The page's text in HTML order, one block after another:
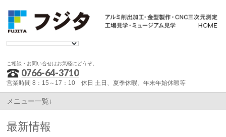
ご相談・お問い合せはお気軽にどうぞ。
0766-64-3710
営業時間 8：15～17：10 休日 土日、夏季休暇、年末年始休暇等
メニュー一覧↓
最新情報